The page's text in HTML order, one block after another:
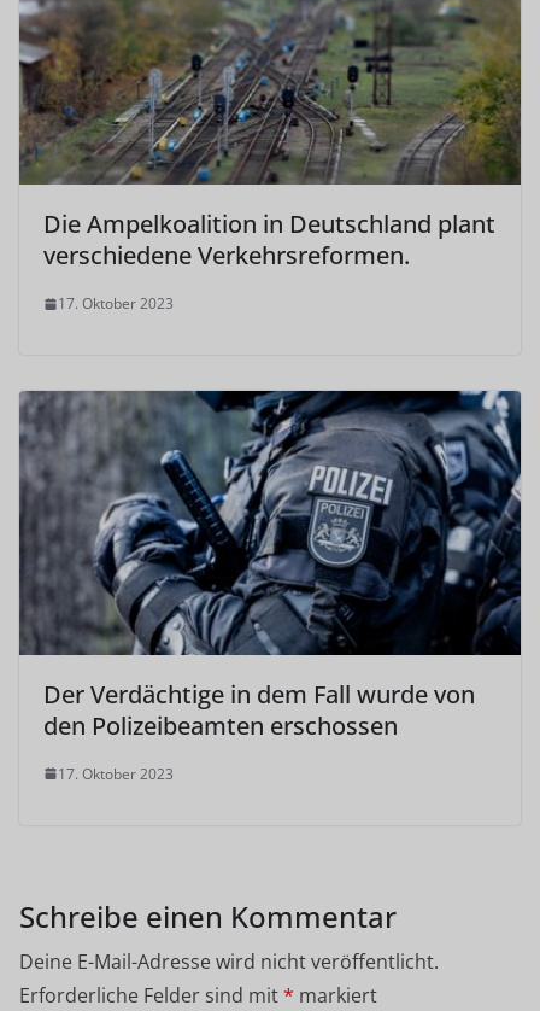
Die Ampelkoalition in Deutschland plant
verschiedene Verkehrsreformen.
17. Oktober 2023
Der Verdächtige in dem Fall wurde von
den Polizeibeamten erschossen
17. Oktober 2023
Schreibe einen Kommentar
Deine E-Mail-Adresse wird nicht veröffentlicht.
Erforderliche Felder sind mit* markiert